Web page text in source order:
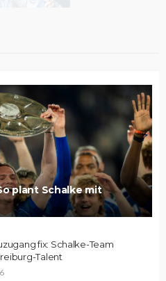
plant Schalke mit
fix: Schalke-Team
Talent